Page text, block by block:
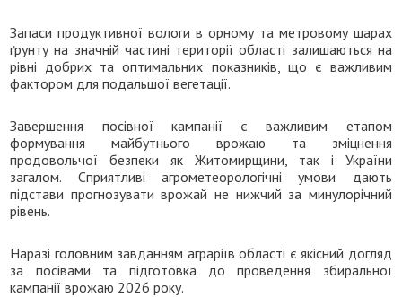
Запаси продуктивної вологи в орному та метровому шарах
ґрунту на значній частині території області залишаються на
рівні добрих та оптимальних показників, що є важливим
фактором для подальшої вегетації.
Завершення посівної кампанії є важливим етапом
формування майбутнього врожаю та зміцнення
продовольчої безпеки як Житомирщини, так і України
загалом. Сприятливі агрометеорологічні умови дають
підстави прогнозувати врожай не нижчий за минулорічний
рівень.
Наразі головним завданням аграріїв області є якісний догляд
за посівами та підготовка до проведення збиральної
кампанії врожаю 2026 року.